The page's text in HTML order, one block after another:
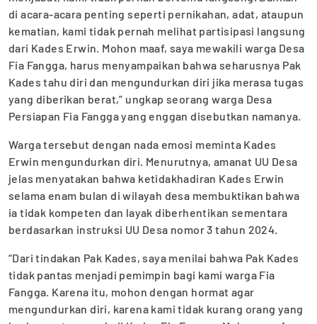
di acara-acara penting seperti pernikahan, adat, ataupun
kematian, kami tidak pernah melihat partisipasi langsung
dari Kades Erwin. Mohon maaf, saya mewakili warga Desa
Fia Fangga, harus menyampaikan bahwa seharusnya Pak
Kades tahu diri dan mengundurkan diri jika merasa tugas
yang diberikan berat,” ungkap seorang warga Desa
Persiapan Fia Fangga yang enggan disebutkan namanya.
Warga tersebut dengan nada emosi meminta Kades
Erwin mengundurkan diri. Menurutnya, amanat UU Desa
jelas menyatakan bahwa ketidakhadiran Kades Erwin
selama enam bulan di wilayah desa membuktikan bahwa
ia tidak kompeten dan layak diberhentikan sementara
berdasarkan instruksi UU Desa nomor 3 tahun 2024.
“Dari tindakan Pak Kades, saya menilai bahwa Pak Kades
tidak pantas menjadi pemimpin bagi kami warga Fia
Fangga. Karena itu, mohon dengan hormat agar
mengundurkan diri, karena kami tidak kurang orang yang